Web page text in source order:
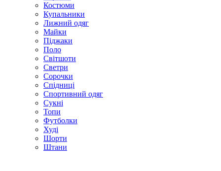
Костюми
Купальники
Лижний одяг
Майки
Піджаки
Поло
Світшоти
Светри
Сорочки
Спідниці
Спортивний одяг
Сукні
Топи
Футболки
Худі
Шорти
Штани